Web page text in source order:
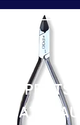
PETITS
MATÉRIAUX